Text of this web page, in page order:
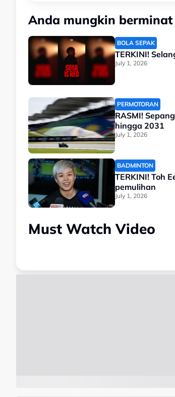
Anda mungkin
BOLA SEPAK
July 1, 2026
PERMOTORAN
RASMI!
hingga 2031
July 1, 2026
BADMINTON
TERKINI! Toh
pemulihan
July 1, 2026
Must Watch Video